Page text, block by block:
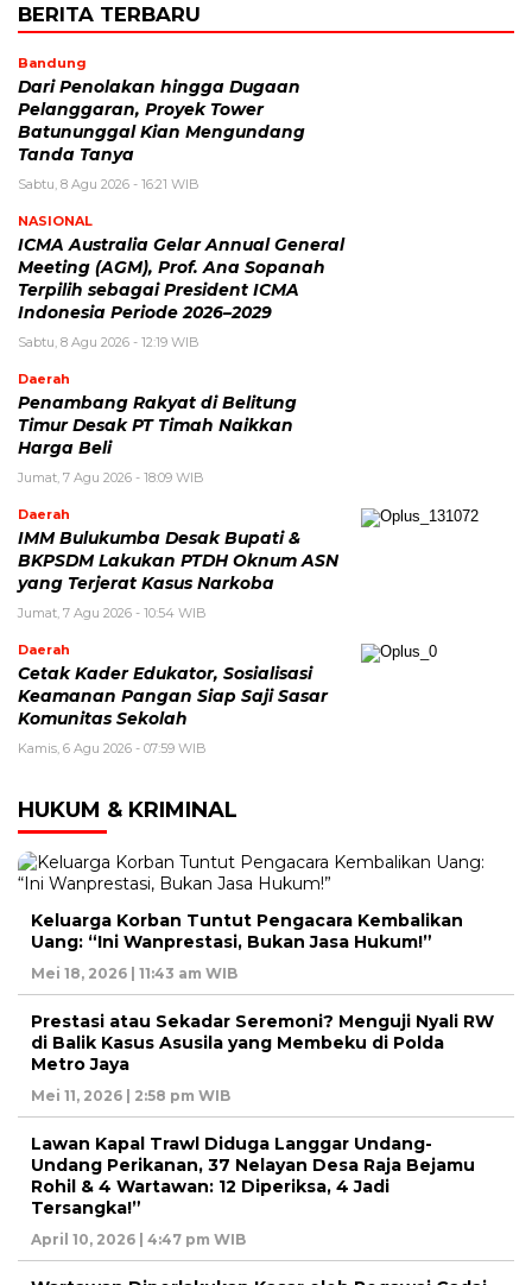
BERITA TERBARU
Bandung
Dari Penolakan hingga Dugaan
Pelanggaran, Proyek Tower
Batununggal Kian Mengundang
Tanda Tanya
Sabtu, 8 Agu 2026 - 16:21 WIB
NASIONAL
ICMA Australia Gelar Annual General
Meeting (AGM), Prof. Ana Sopanah
Terpilih sebagai President ICMA
Indonesia Periode 2026–2029
Sabtu, 8 Agu 2026 - 12:19 WIB
Daerah
Penambang Rakyat di Belitung
Timur Desak PT Timah Naikkan
Harga Beli
Jumat, 7 Agu 2026 - 18:09 WIB
Daerah
IMM Bulukumba Desak Bupati &
BKPSDM Lakukan PTDH Oknum ASN
yang Terjerat Kasus Narkoba
Jumat, 7 Agu 2026 - 10:54 WIB
Daerah
Cetak Kader Edukator, Sosialisasi
Keamanan Pangan Siap Saji Sasar
Komunitas Sekolah
Kamis, 6 Agu 2026 - 07:59 WIB
HUKUM & KRIMINAL
Keluarga Korban Tuntut Pengacara Kembalikan
Uang: “Ini Wanprestasi, Bukan Jasa Hukum!”
Mei 18, 2026 | 11:43 am WIB
Prestasi atau Sekadar Seremoni? Menguji Nyali RW
di Balik Kasus Asusila yang Membeku di Polda
Metro Jaya
Mei 11, 2026 | 2:58 pm WIB
Lawan Kapal Trawl Diduga Langgar Undang-
Undang Perikanan, 37 Nelayan Desa Raja Bejamu
Rohil & 4 Wartawan: 12 Diperiksa, 4 Jadi
Tersangka!”
April 10, 2026 | 4:47 pm WIB